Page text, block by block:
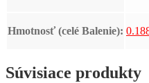
Hmotnosť (celé Balenie):
Súvisiace produkty